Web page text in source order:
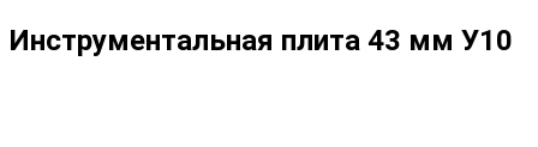
Инструментальная плита 43 мм У10